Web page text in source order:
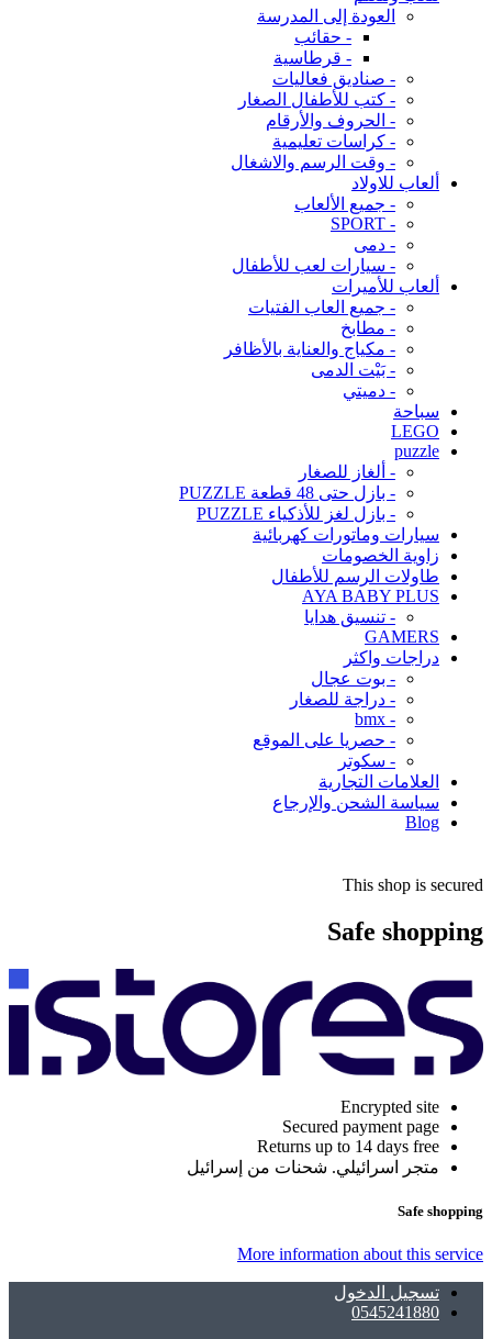
العودة إلى المدرسة
- حقائب
- قرطاسية
- صناديق فعاليات
- كتب للأطفال الصغار
- الحروف والأرقام
- كراسات تعليمية
- وقت الرسم والاشغال
ألعاب للاولاد
- جميع الألعاب
- SPORT
- دمى
- سيارات لعب للأطفال
ألعاب للأميرات
- جميع العاب الفتيات
- مطابخ
- مكياج والعناية بالأظافر
- بَيْت الدمى
- دميتي
سباحة
LEGO
puzzle
- ألغاز للصغار
- بازل حتى 48 قطعة PUZZLE
- بازل لغز للأذكياء PUZZLE
سيارات وماتورات كهربائية
زاوية الخصومات
طاولات الرسم للأطفال
AYA BABY PLUS
- تنسيق هدايا
GAMERS
دراجات واكثر
- بوت عجال
- دراجة للصغار
- bmx
- حصريا على الموقع
- سكوتر
العلامات التجارية
سياسة الشحن والإرجاع
Blog
This shop is secured
Safe shopping
Encrypted site
Secured payment page
Returns up to 14 days free
متجر اسرائيلي. شحنات من إسرائيل
Safe shopping
More information about this service
تسجيل الدخول
0545241880